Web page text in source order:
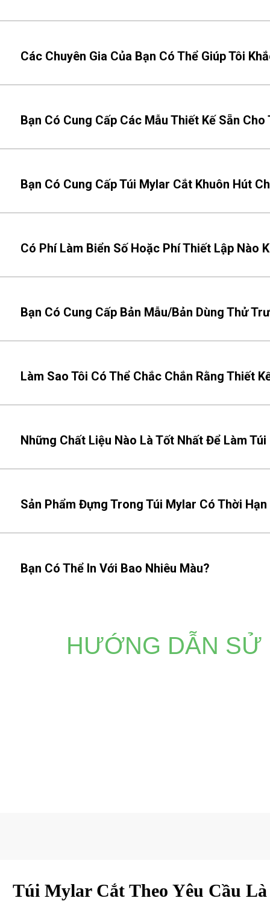
Các Chuyên Gia Của Bạn Có Thể Giúp Tôi
Bạn Có Cung Cấp Các Mẫu Thiết Kế Sẵn
Bạn Có Cung Cấp Túi Mylar Cắt Khuôn Hút
Có Phí Làm Biển Số Hoặc Phí Thiết Lập Nào
Bạn Có Cung Cấp Bản Mẫu/bản Dùng Thử
Làm Sao Tôi Có Thể Chắc Chắn Rằng Thiết
Những Chất Liệu Nào Là Tốt Nhất Để Làm
Sản Phẩm Đựng Trong Túi Mylar Có Thời
Bạn Có Thể In Với Bao Nhiêu Màu?
HƯỚNG DẪN SỬ
Túi Mylar Cắt Theo Yêu Cầu